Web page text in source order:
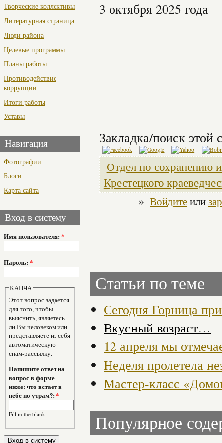
Творческие коллективы
Литературная страница
Люди района
Целевые программы
Планы работы
Противодействие
коррупции
Итоги работы
Уставы
Навигация
Фотографии
Блоги
Карта сайта
Вход в систему
Имя пользователя: *
Пароль: *
КАПЧА
Этот вопрос задается
для того, чтобы
выяснить, являетесь
ли Вы человеком или
представляете из себя
автоматическую
спам-рассылку.
Напишите ответ на
вопрос в форме
ниже: что встает в
небе по утрам?:*
Fill in the blank
3 октября 2025 года
Закладка/поиск этой
Отдел по сохранению
Крестецкого
» Войдитеили
Статьи по теме
Сегодня Горница
Вкусный возраст…
12 апреля мы
Неделя пролетела
Мастер-класс
Популярное